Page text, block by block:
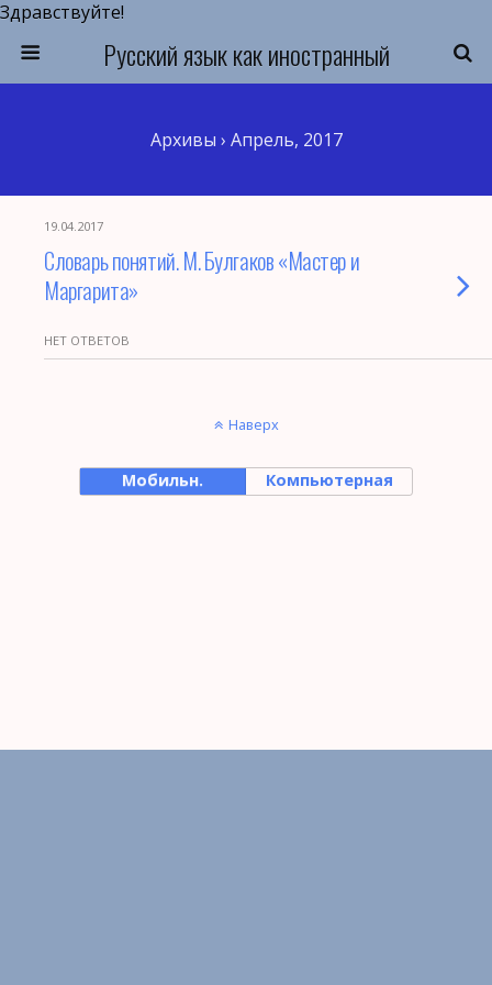
Здравствуйте!
Русский язык как иностранный
Архивы › Апрель, 2017
19.04.2017
Словарь понятий. М. Булгаков «Мастер и
Маргарита»
НЕТ ОТВЕТОВ
Наверх
Мобильн. Компьютерная